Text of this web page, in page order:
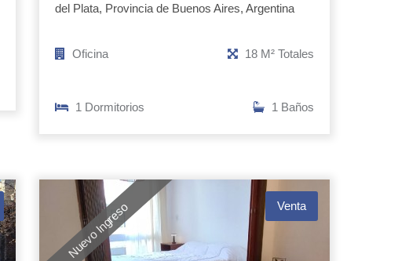
del Plata, Provincia de Buenos Aires, Argentina
Oficina 18 M² Totales
1 Dormitorios 1 Baños
Nuevo Ingreso Venta